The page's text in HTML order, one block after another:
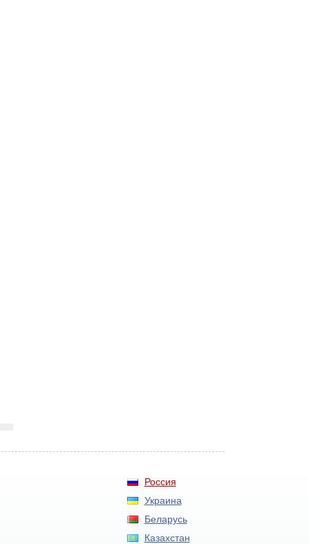
Россия
Украина
Беларусь
Казахстан